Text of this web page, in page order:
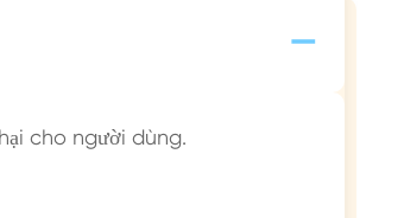
-
cho người dùng.